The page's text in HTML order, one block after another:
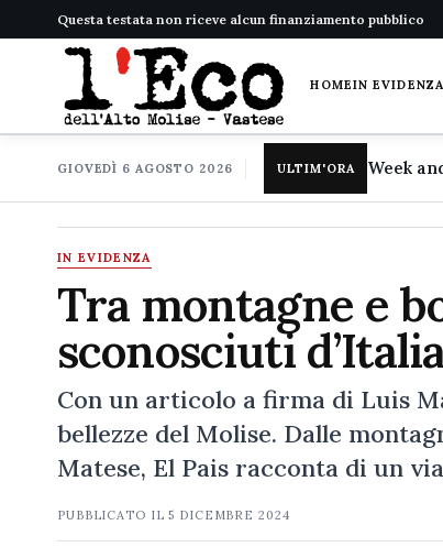
Questa testata non riceve alcun finanziamento pubblico
HOMEIN EVIDENZA
GIOVEDÌ 6 AGOSTO 2026 ULTIM'ORA
IN EVIDENZA
Tra montagne e
sconosciuti
Con un articolo a firma di Luis
bellezze del Molise. Dalle
Matese, El Pais racconta di un
PUBBLICATO IL5 DICEMBRE 2024